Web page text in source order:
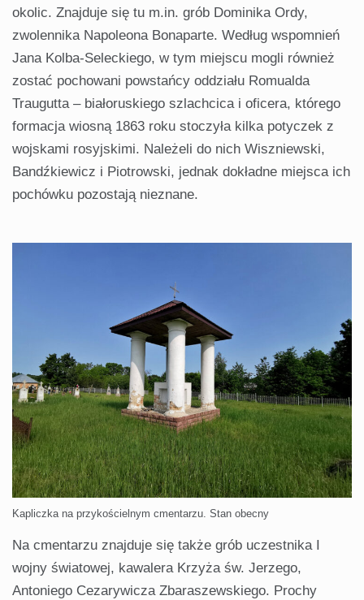
okolic. Znajduje się tu m.in. grób Dominika Ordy,
zwolennika Napoleona Bonaparte. Według wspomnień
Jana Kolba-Seleckiego, w tym miejscu mogli również
zostać pochowani powstańcy oddziału Romualda
Traugutta – białoruskiego szlachcica i oficera, którego
formacja wiosną 1863 roku stoczyła kilka potyczek z
wojskami rosyjskimi. Należeli do nich Wiszniewski,
Bandźkiewicz i Piotrowski, jednak dokładne miejsca ich
pochówku pozostają nieznane.
Kapliczka na przykościelnym cmentarzu. Stan obecny
Na cmentarzu znajduje się także grób uczestnika I
wojny światowej, kawalera Krzyża św. Jerzego,
Antoniego Cezarywicza Zbaraszewskiego. Prochy